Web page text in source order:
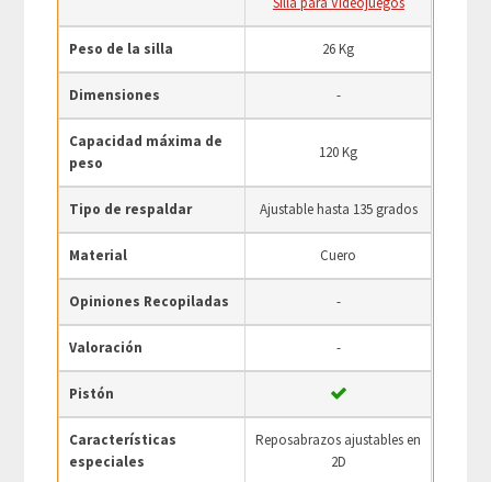
Peso de la silla 26 Kg
Dimensiones -
Capacidad máxima de
peso
120 Kg
Tipo de respaldar Ajustable hasta 135 grados
Material Cuero
Opiniones Recopiladas -
Valoración -
Pistón
Características
especiales
Reposabrazos ajustables en
2D